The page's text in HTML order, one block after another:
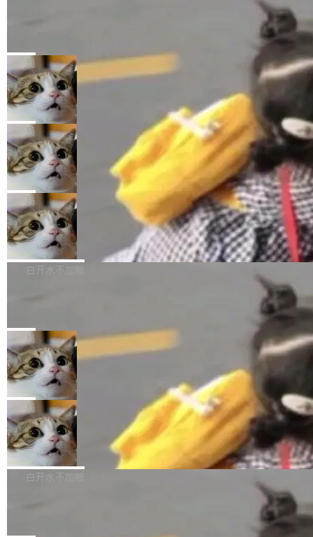
“启蒙老师”。 而今年，恰好是雷霄骅离世十周
年。FFmpeg 社区最终选择用一个大版本的名
字，留下了这份纪念。 雷霄骅曾是中国传媒大学
数字电视技术方向的博士生，长期从事视频、音
频技...
编写程序，目标是完成电商平台作者信息与商品
列表的数据匹配 —— 一项常规的数据处理任
务，最终却产生了 180 万美元的账单，实际支出
超出原定预算 860%。 更令人意外的是，该项目
最终并未成功落地，而高额算力消耗持续运行长
达 5 个月，公司直到财务对账时才察觉异常。这
意味着一个无人看管的 AI 程序，在近半年时间
里日夜不停地"烧钱"。 复盘显示，...
e CEO Clément Delangue 在 CNBC 的采访里
没有拐弯抹角。他说中国正在赢得 AI 竞赛，而
且按目前的速度，中国 AI 工具预计在今年底或
2027 年就能追上美国前沿实验室的水平。 Dela
ngue 把原因归结为一件事：开放协作。中国的
AI 开发者在一个共享和协作的生态里加速迭代，
而美国模型厂商在"闭门造车"。他的原话是 "buil
ding in silos"——各自为战，互不通气。 这个判
断从他嘴里说出来分量不同。Hugging Face 是
全球最大的开源 AI 平台，上面跑着上百万个模
型。谁在开源赛道上领先，...
局
当 AI agent 把源码变成了最好的扩展系
统，开发者工具必须开源
五年前，David Crawshaw 问过很多软件工程师
一个问题：你写过什么给自己用的程序？答案几
乎都是没有。工程师们整天用别人写的程序写程
序给别人用。偶尔有人自己写个博客系统、智能
家居控制、家庭实验室，都算稀奇事。 Crawsh
aw 是 Shelley 的作者，一个开源 AI coding age
nt。他最近在博客上写了一篇文章，核心论点很
简单：开发者工具必须开源。 理由不是传统的自
由软件情怀，而是一个跟 AI agent 直接相关的
技术判断。 两行 prompt 就能个性化任何软件 C
局
DeepSeek Harness 宣布内测邀请，全
网最大规模开源 Agent 路演现场诞生
一条内测招募帖，发出去的时候大概没人想到它
会变成一场开源 Agent 生态的路演。 8月1日，
DeepSeek Harness 团队负责人崔添翼（tiany
i）在 X 上发帖： 「如果你是 Agent Harness 相
关开源项目的开发者，希望参加 DeepSeek Har
ness 的内测，可以回复或私信联系我。请附上
Harness 负责把能力落到真实环境中——调用工
具、读写文件、管理上下文、处理错误、完成闭
环。崔添翼招人的标...
局
商汤 SenseNova U1.5-Lite-Preview
开源
商汤科技宣布面向社区开源轻量级统一多模态模
型的预览版本 SenseNova U1.5-Lite-Preview。
理解、推理、生成与编辑，还仅以 8B-MoT 的轻
量大小，将能力推进到4K、更精细的真实质感、
更复杂的视觉控制和可持续迭代编辑。 相比 U
1，U1.5-Lite-Preview 在以下方向上带来了显著
提升： 原生支持4K图像生成； 更精细的局部纹
理、细节与真实世界质感； 更准确的中英文文字
生成与复杂版式组织； 更稳定的图...
白开水不加糖
nap。这次是 hwctl——一个用来检查 Ubuntu
硬件认证状态的命令行工具。 Canonical 工程师
Alan Griffiths 在邮件列表中说得很直白：「hwc
tl 是一个 Ubuntu 专有的包，它和它的依赖项都
是 Ubuntu 专有的，不会用在其他发行版上。」
所以 deb 版本的受众实际上为零。既然只有 Ub
untu 用户在用，那用 snap 打包就没什么可纠结
的。 从 deb 到 snap 的迁移路径 hwctl 是 rust-
hwlib 硬件 API 库的一部分，命令行工具负责查
局
Dario Amodei 担心新人来 Anthropic
只为金钱，不为使命
顶级 AI 研究员在两家公司之间来回跳，中间只
隔了几天。 Lilian Weng 上周刚宣布因健康原因
离开 Thinking Machines Lab，说自己作为联合
创始人的角色「太累了」。几天后，The Inform
ation 就曝出她将重回 OpenAI，负责递归自我
改进方向的研究。她是 Thinking Machines 过
局
FFmpeg 9.0 发布
FFmpeg 9.0 现已发布，包含多项改进。官方更
新日志列出的 9.0 版本主要更新内容如下： 扩
白开水不加糖